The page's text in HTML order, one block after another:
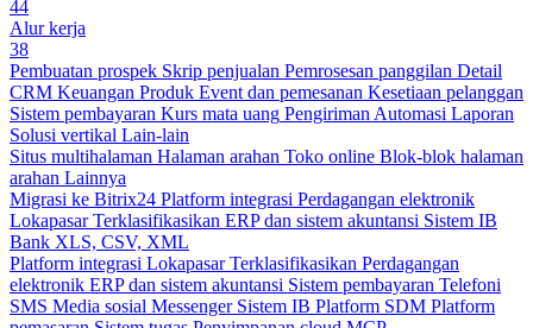
44
Alur kerja
38
Pembuatan prospek Skrip penjualan Pemrosesan panggilan Detail
CRM Keuangan Produk Event dan pemesanan Kesetiaan pelanggan
Sistem pembayaran Kurs mata uang Pengiriman Automasi Laporan
Solusi vertikal Lain-lain
Situs multihalaman Halaman arahan Toko online Blok-blok halaman
arahan Lainnya
Migrasi ke Bitrix24 Platform integrasi Perdagangan elektronik
Lokapasar Terklasifikasikan ERP dan sistem akuntansi Sistem IB
Bank XLS, CSV, XML
Platform integrasi Lokapasar Terklasifikasikan Perdagangan
elektronik ERP dan sistem akuntansi Sistem pembayaran Telefoni
SMS Media sosial Messenger Sistem IB Platform SDM Platform